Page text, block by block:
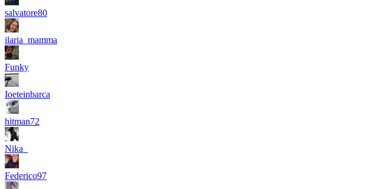
salvatore80
ilaria_mamma
Funky
Ioeteinbarca
hitman72
Nika_
Federico97